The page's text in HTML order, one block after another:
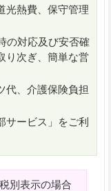
光熱費、保守管理
の対応及び安否確
り次ぎ、簡単な営
代、介護保険負担
サービス」をご利
別表示の場合